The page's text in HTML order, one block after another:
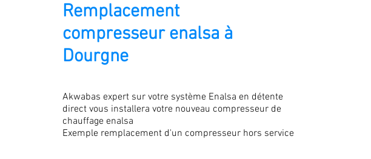
Remplacement
compresseur enalsa à
Dourgne
Akwabas expert sur votre système Enalsa en détente
direct vous installera votre nouveau compresseur de
chauffage enalsa
Exemple remplacement d'un compresseur hors service